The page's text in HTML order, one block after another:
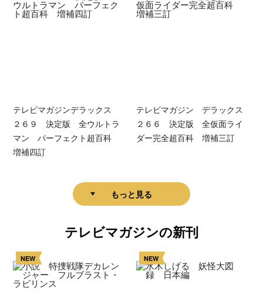
テレビマガジンデラックス
２６９ 決定版 全ウルトラ
マン パーフェクト超百科
増補四訂
テレビマガジン デラックス
２６６ 決定版 全仮面ライ
ダー完全超百科 増補三訂
もっと見る
テレビマガジンの新刊
NEW NEW